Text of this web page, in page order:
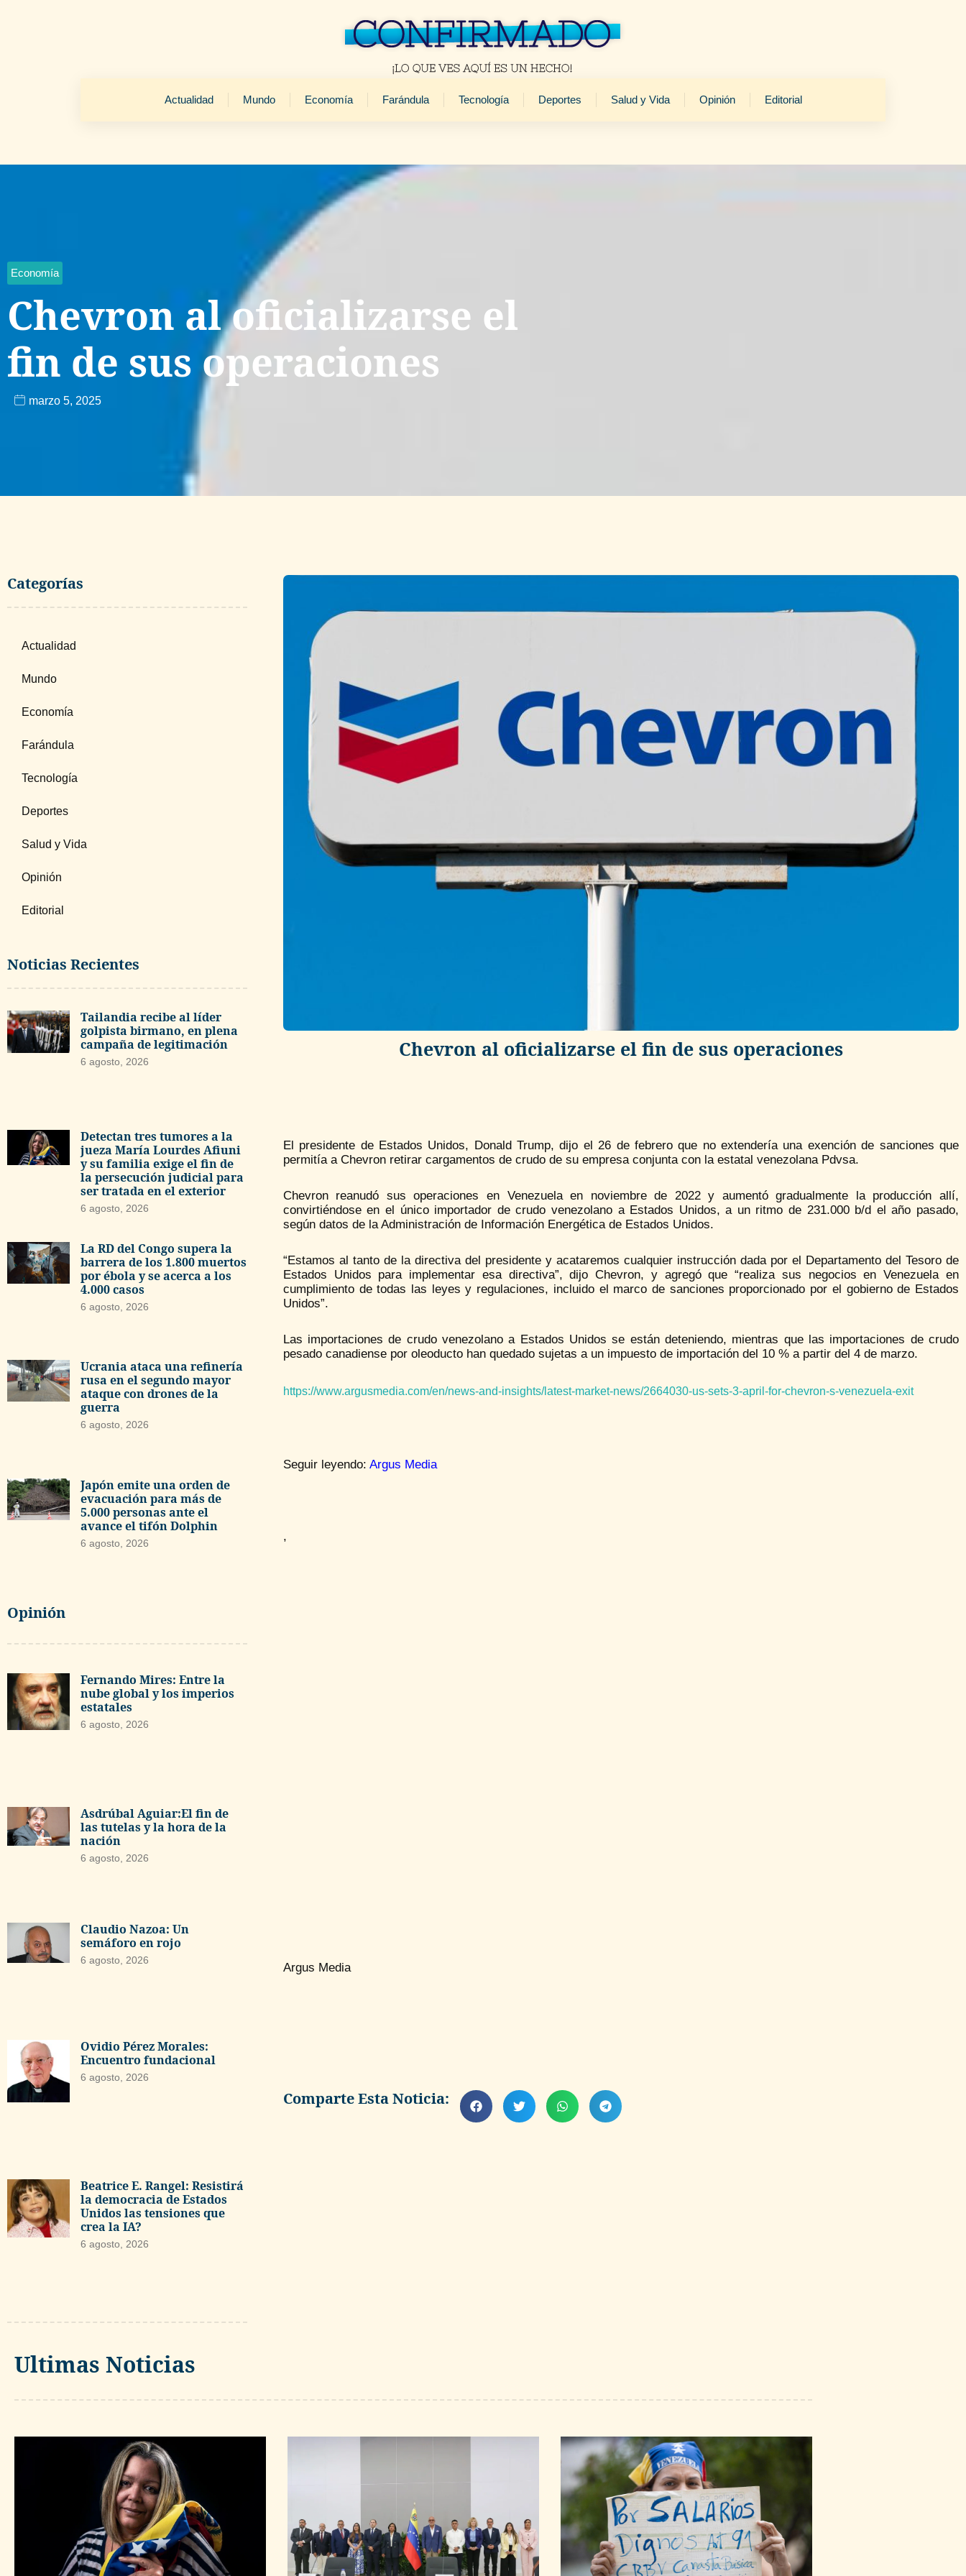
Actualidad Mundo Economía Farándula Tecnología Deportes Salud y Vida Opinión Editorial
Economía
Chevron al oficializarse el
fin de sus operaciones
marzo 5, 2025
Categorías
Actualidad
Mundo
Economía
Farándula
Tecnología
Deportes
Salud y Vida
Opinión
Editorial
Noticias Recientes
Tailandia recibe al líder
golpista birmano, en plena
campaña de legitimación
6 agosto, 2026
Detectan tres tumores a la
jueza María Lourdes Afiuni
y su familia exige el fin de
la persecución judicial para
ser tratada en el exterior
6 agosto, 2026
La RD del Congo supera la
barrera de los 1.800 muertos
por ébola y se acerca a los
4.000 casos
6 agosto, 2026
Ucrania ataca una refinería
rusa en el segundo mayor
ataque con drones de la
guerra
6 agosto, 2026
Japón emite una orden de
evacuación para más de
5.000 personas ante el
avance el tifón Dolphin
6 agosto, 2026
Opinión
Fernando Mires: Entre la
nube global y los imperios
estatales
6 agosto, 2026
Asdrúbal Aguiar:El fin de
las tutelas y la hora de la
nación
6 agosto, 2026
Claudio Nazoa: Un
semáforo en rojo
6 agosto, 2026
Ovidio Pérez Morales:
Encuentro fundacional
6 agosto, 2026
Beatrice E. Rangel: Resistirá
la democracia de Estados
Unidos las tensiones que
crea la IA?
6 agosto, 2026
Chevron al oficializarse el fin de sus operaciones
El presidente de Estados Unidos, Donald Trump, dijo el 26 de febrero que no extendería una exención de sanciones que
permitía a Chevron retirar cargamentos de crudo de su empresa conjunta con la estatal venezolana Pdvsa.
Chevron reanudó sus operaciones en Venezuela en noviembre de 2022 y aumentó gradualmente la producción allí,
convirtiéndose en el único importador de crudo venezolano a Estados Unidos, a un ritmo de 231.000 b/d el año pasado,
según datos de la Administración de Información Energética de Estados Unidos.
“Estamos al tanto de la directiva del presidente y acataremos cualquier instrucción dada por el Departamento del Tesoro de
Estados Unidos para implementar esa directiva”, dijo Chevron, y agregó que “realiza sus negocios en Venezuela en
cumplimiento de todas las leyes y regulaciones, incluido el marco de sanciones proporcionado por el gobierno de Estados
Unidos”.
Las importaciones de crudo venezolano a Estados Unidos se están deteniendo, mientras que las importaciones de crudo
pesado canadiense por oleoducto han quedado sujetas a un impuesto de importación del 10 % a partir del 4 de marzo.
https://www.argusmedia.com/en/news-and-insights/latest-market-news/2664030-us-sets-3-april-for-chevron-s-venezuela-exit
Seguir leyendo: Argus Media
,
Argus Media
Comparte Esta Noticia:
Ultimas Noticias